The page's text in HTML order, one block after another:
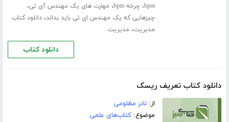
bpm، چرخه bpm ، مهارت های یک مهندس آی تی،
چیزهایی که یک مهندس ای تی باید بداند،دانلود کتاب
مدیریت، مدیریت
دانلود کتاب
دانلود کتاب تعریف ریسک
از:نادر مظلومی
موضوع:کتاب‌های علمی